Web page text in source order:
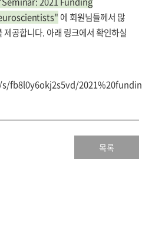
에 회원님들께서 많
공합니다. 아래 링크에서 확인하실
fb8l0y6okj2s5vd/
목록